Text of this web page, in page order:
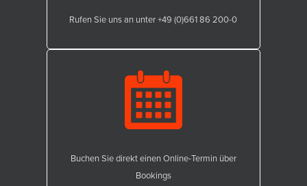
Rufen Sie uns an unter +49 (0)661 86 200-0
Buchen Sie direkt einen Online-Termin über
Bookings